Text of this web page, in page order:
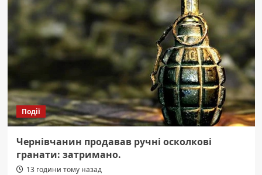
Події
Чернівчанин продавав ручні осколкові
гранати: затримано.
13 години тому назад